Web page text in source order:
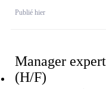
Publié hier
Manager
(H/F)